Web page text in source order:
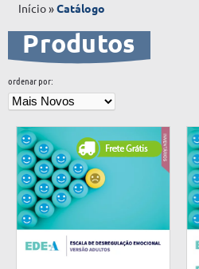
Início»Catálogo
Produtos